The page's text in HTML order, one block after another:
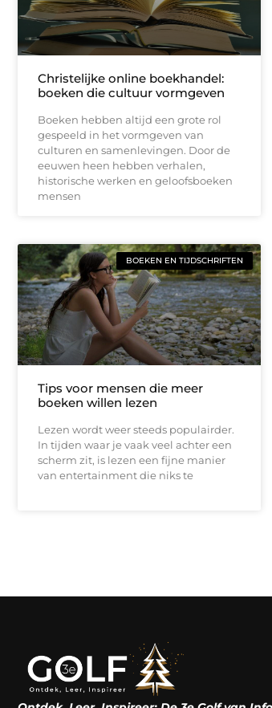
Christelijke online boekhandel:
boeken die cultuur vormgeven
Boeken hebben altijd een grote rol
gespeeld in het vormgeven van
culturen en samenlevingen. Door de
eeuwen heen hebben verhalen,
historische werken en geloofsboeken
mensen
BOEKEN EN TIJDSCHRIFTEN
Tips voor mensen die meer
boeken willen lezen
Lezen wordt weer steeds populairder.
In tijden waar je vaak veel achter een
scherm zit, is lezen een fijne manier
van entertainment die niks te